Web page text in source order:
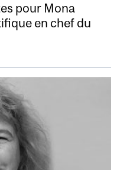
pour Mona
en chef du